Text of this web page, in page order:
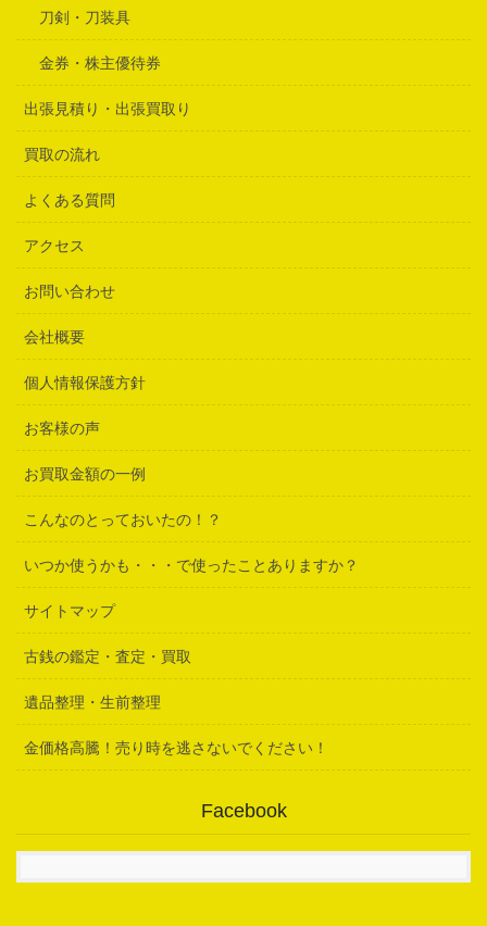
刀剣・刀装具
金券・株主優待券
出張見積り・出張買取り
買取の流れ
よくある質問
アクセス
お問い合わせ
会社概要
個人情報保護方針
お客様の声
お買取金額の一例
こんなのとっておいたの！？
いつか使うかも・・・で使ったことありますか？
サイトマップ
古銭の鑑定・査定・買取
遺品整理・生前整理
金価格高騰！売り時を逃さないでください！
Facebook